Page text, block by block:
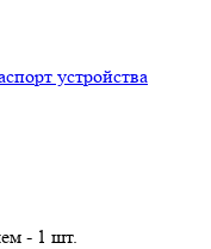
устройства
- 1 шт.